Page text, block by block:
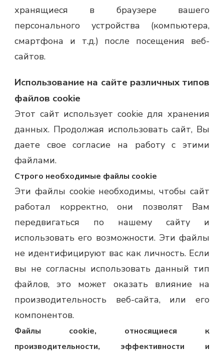
хранящиеся в браузере вашего
персонального устройства (компьютера,
смартфона и т.д.) после посещения веб-
сайтов.
Использование на сайте различных типов
файлов cookie
Этот сайт использует cookie для хранения
данных. Продолжая использовать сайт, Вы
даете свое согласие на работу с этими
файлами.
Строго необходимые файлы cookie
Эти файлы cookie необходимы, чтобы сайт
работал корректно, они позволят Вам
передвигаться по нашему сайту и
использовать его возможности. Эти файлы
не идентифицируют вас как личность. Если
вы не согласны использовать данный тип
файлов, это может оказать влияние на
производительность веб-сайта, или его
компонентов.
Файлы cookie, относящиеся к
производительности, эффективности и